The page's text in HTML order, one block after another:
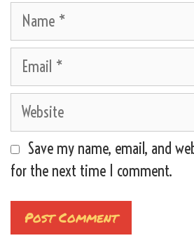
Name
Email
Website
Save my name, email, and
for the next time I comment.